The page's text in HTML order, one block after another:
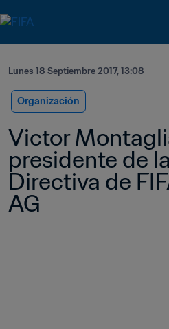
Lunes 18 Septiembre 2017, 13:08
Organización
Victor
presidente de
Directiva de
AG